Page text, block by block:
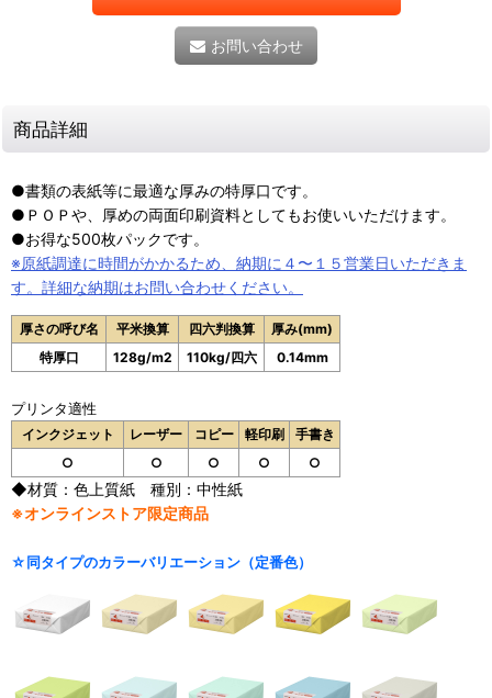
お問い合わせ
商品詳細
●書類の表紙等に最適な厚みの特厚口です。
●ＰＯＰや、厚めの両面印刷資料としてもお使いいただけます。
●お得な500枚パックです。
※原紙調達に時間がかかるため、納期に４〜１５営業日いただきま
す。詳細な納期はお問い合わせください。
厚さの呼び名 平米換算 四六判換算
厚み(mm)
特厚口
128g/m2 110kg/四六 0.14mm
プリンタ適性
インクジェット レーザー コピー 軽印刷
手書き
○
○ ○ ○ ○
◆材質：色上質紙 種別：中性紙
※オンラインストア限定商品
☆同タイプのカラーバリエーション（定番色）